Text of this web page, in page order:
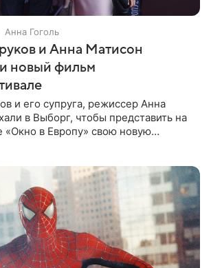
Анна Гоголь
и Анна Матисон
новый фильм
и его супруга, режиссер Анна
в Выборг, чтобы представить на
«Окно в Европу» свою новую